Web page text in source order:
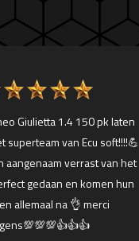
Giulietta 1.4 150 pk laten
superteam van Ecu soft!!!!💪
aangenaam verrast van het
gedaan en komen hun
allemaal na 👌 merci